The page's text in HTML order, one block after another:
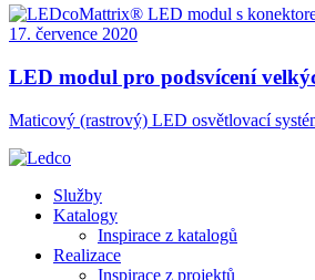
17. července 2020
LED modul pro podsvícení
Maticový (rastrový) LED osvětlovací
Služby
Katalogy
Inspirace z katalogů
Realizace
Inspirace z projektů